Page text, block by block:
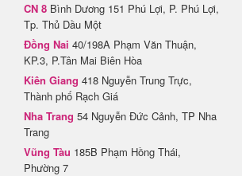
CN 8 Bình Dương 151 Phú Lợi, P. Phú Lợi,
Tp. Thủ Dầu Một
Đồng Nai 40/198A Phạm Văn Thuận,
KP.3, P.Tân Mai Biên Hòa
Kiên Giang 418 Nguyễn Trung Trực,
Thành phố Rạch Giá
Nha Trang 54 Nguyễn Đức Cảnh, TP Nha
Trang
Vũng Tàu 185B Phạm Hồng Thái,
Phường 7